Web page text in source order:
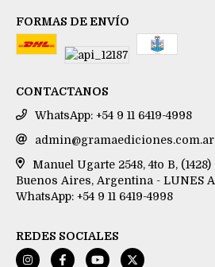
FORMAS DE ENVÍO
CONTACTANOS
WhatsApp: +54 9 11 6419-4998
admin@gramaediciones.com.ar
Manuel Ugarte 2548, 4to B,
Buenos Aires, Argentina - LUNES A
WhatsApp: +54 9 11 6419-4998
REDES SOCIALES